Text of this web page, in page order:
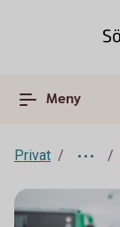
Meny
Privat